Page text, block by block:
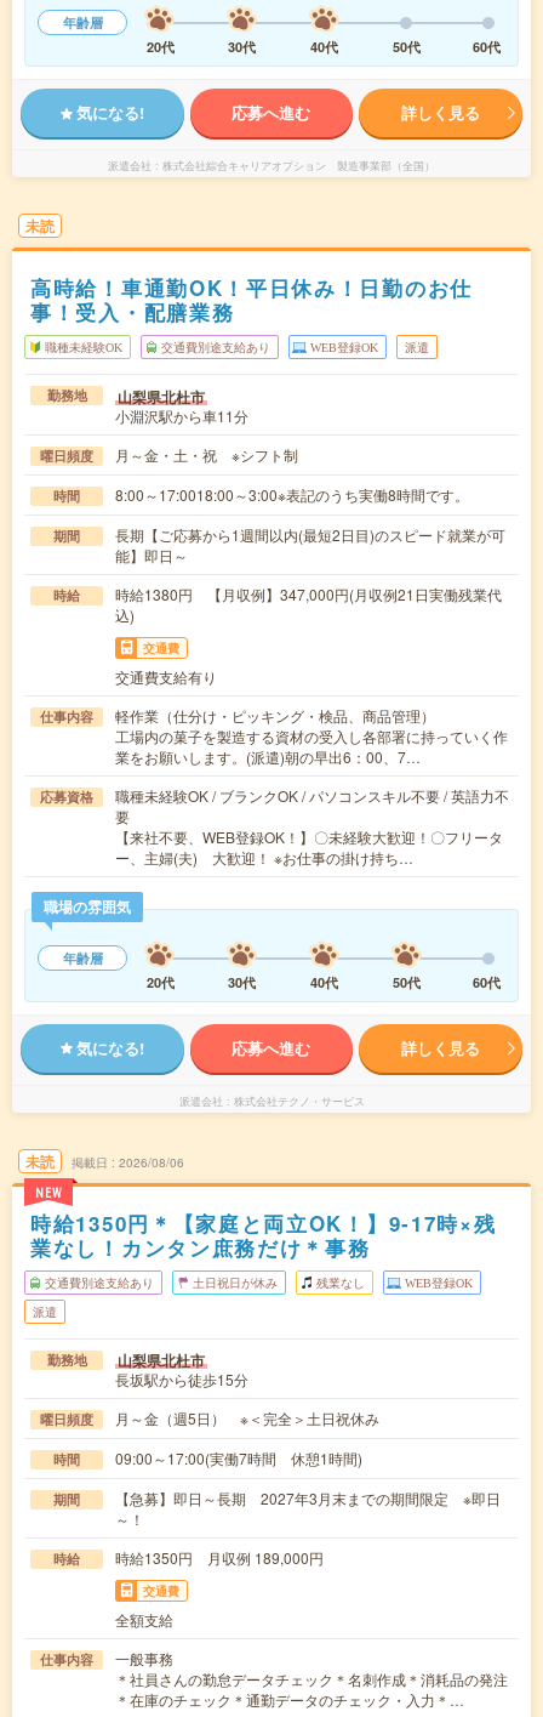
年齢層
20代
30代 40代 50代 60代
気になる! 応募へ進む 詳しく見る
派遣会社 株式会社綜合キャリアオプション 製造事業部（全国）
未読
高時給！車通勤OK！平日休み！日勤のお仕
事！受入・配膳業務
職種未経験OK 交通費別途支給あり WEB登録OK 派遣
勤務地 山梨県北杜市
小淵沢駅から車11分
曜日頻度 月～金・土・祝 ※シフト制
時間 8:00～17:0018:00～3:00※表記のうち実働8時間です。
期間
長期【ご応募から1週間以内(最短2日目)のスピード就業が可
能】即日～
時給
時給1380円 【月収例】347,000円(月収例21日実働残業代
込)
交通費
交通費支給有り
仕事内容
軽作業（仕分け・ピッキング・検品、商品管理）
工場内の菓子を製造する資材の受入し各部署に持っていく作
業をお願いします。(派遣)朝の早出6：00、7…
応募資格
職種未経験OK / ブランクOK / パソコンスキル不要 / 英語力不
要
【来社不要、WEB登録OK！】〇未経験大歓迎！〇フリータ
ー、主婦(夫) 大歓迎！ ※お仕事の掛け持ち…
職場の雰囲気
年齢層
20代
30代 40代 50代 60代
気になる! 応募へ進む 詳しく見る
派遣会社 株式会社テクノ・サービス
未読
NEW
掲載日 2026/08/06
時給1350円＊【家庭と両立OK！】9‐17時×残
業なし！カンタン庶務だけ＊事務
交通費別途支給あり 土日祝日が休み 残業なし WEB登録OK
派遣
勤務地 山梨県北杜市
長坂駅から徒歩15分
曜日頻度 月～金（週5日） ※＜完全＞土日祝休み
時間 09:00～17:00(実働7時間 休憩1時間)
期間
【急募】即日～長期 2027年3月末までの期間限定 ※即日
～！
時給 時給1350円 月収例 189,000円
交通費
全額支給
仕事内容
一般事務
＊社員さんの勤怠データチェック＊名刺作成＊消耗品の発注
＊在庫のチェック＊通勤データのチェック・入力＊…